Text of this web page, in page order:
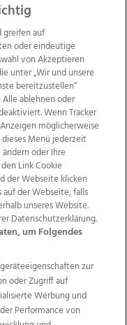
Kontakt
Jobs
AGB Anzeigekunden
Politische Werbung
Wimmer
Ischler Woche
OÖN Immobilien
greifen auf
oder eindeutige
von Akzeptieren
unter „Wir und unsere
bereitzustellen“
ablehnen oder
Wenn Tracker
möglicherweise
Menü jederzeit
oder Ihre
Link Cookie
der Webseite klicken
der Webseite, falls
unseres Website.
Datenschutzerklärung.
um Folgendes
zur
oder Zugriff auf
Werbung und
Performance von